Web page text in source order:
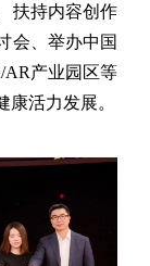
扶持内容创作
会、举办中国
AR产业园区等
康活力发展。